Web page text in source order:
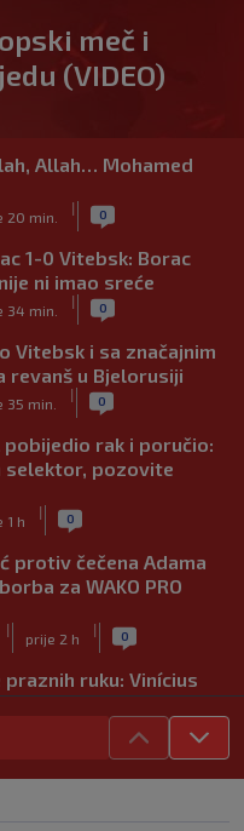
meč i
(VIDEO)
Allah… Mohamed
20 min.
| 0
1-0 Vitebsk: Borac
ni imao sreće
34 min.
| 0
Vitebsk i sa značajnim
revanš u Bjelorusiji
35 min.
| 0
pobijedio rak i poručio:
selektor, pozovite
1 h
| 0
protiv čečena Adama
za WAKO PRO
|
prije 2 h
| 0
ruku: Vinícius
postigli dogovor